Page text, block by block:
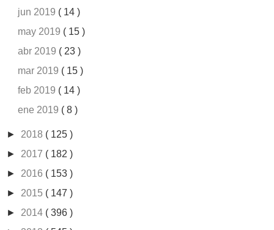
jun 2019 ( 14 )
may 2019 ( 15 )
abr 2019 ( 23 )
mar 2019 ( 15 )
feb 2019 ( 14 )
ene 2019 ( 8 )
► 2018 ( 125 )
► 2017 ( 182 )
► 2016 ( 153 )
► 2015 ( 147 )
► 2014 ( 396 )